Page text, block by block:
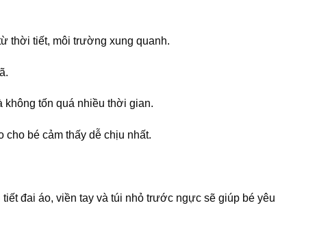
thời tiết, môi trường xung quanh.
không tốn quá nhiều thời gian.
bé cảm thấy dễ chịu nhất.
đai áo, viền tay và túi nhỏ trước ngực sẽ giúp bé yêu